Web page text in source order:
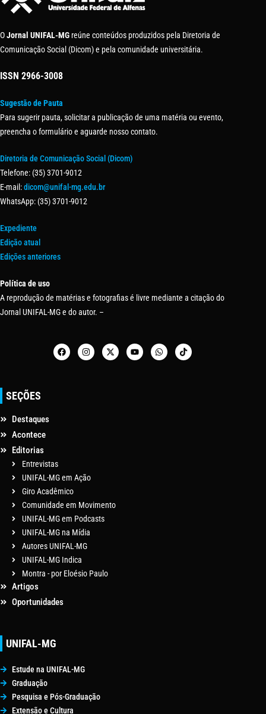
OJornal UNIFAL-MG reúne conteúdos produzidos pela Diretoria de
Comunicação Social (Dicom) e pela comunidade universitária.
ISSN 2966-3008
Sugestão de Pauta
Para sugerir pauta, solicitar a publicação de uma matéria ou evento,
preencha o formulário e aguarde nosso contato.
Diretoria de Comunicação Social (Dicom)
Telefone: (35) 3701-9012
E-mail:dicom@unifal-mg.edu.br
WhatsApp: (35) 3701-9012
Expediente
Edição atual
Edições anteriores
Política de uso
A reprodução de matérias e fotografias é livre mediante a citação do
Jornal UNIFAL-MG e do autor. –
SEÇÕES
Destaques
Acontece
Editorias
Entrevistas
UNIFAL-MG em Ação
Giro Acadêmico
Comunidade em Movimento
UNIFAL-MG em Podcasts
UNIFAL-MG na Mídia
Autores UNIFAL-MG
UNIFAL-MG Indica
Montra - por Eloésio Paulo
Artigos
Oportunidades
UNIFAL-MG
Estude na UNIFAL-MG
Graduação
Pesquisa e Pós-Graduação
Extensão e Cultura